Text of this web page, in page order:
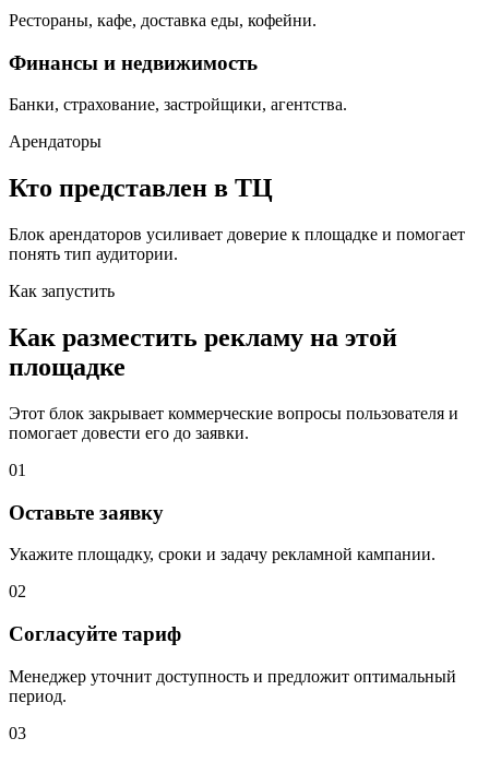
Рестораны, кафе, доставка еды, кофейни.
Финансы и недвижимость
Банки, страхование, застройщики, агентства.
Арендаторы
Кто представлен в ТЦ
Блок арендаторов усиливает доверие к площадке и помогает
понять тип аудитории.
Как запустить
Как разместить рекламу на этой
площадке
Этот блок закрывает коммерческие вопросы пользователя и
помогает довести его до заявки.
01
Оставьте заявку
Укажите площадку, сроки и задачу рекламной кампании.
02
Согласуйте тариф
Менеджер уточнит доступность и предложит оптимальный
период.
03